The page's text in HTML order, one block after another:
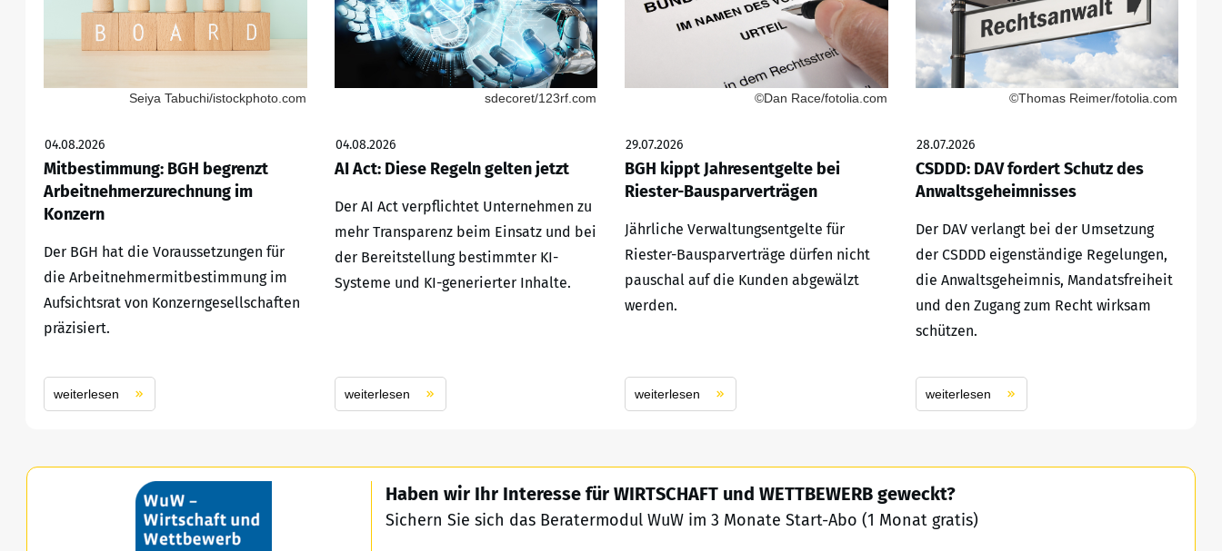
Seiya Tabuchi/istockphoto.com
04.08.2026
Mitbestimmung: BGH begrenzt
Arbeitnehmerzurechnung im
Konzern
Der BGH hat die Voraussetzungen für
die Arbeitnehmermitbestimmung im
Aufsichtsrat von Konzerngesellschaften
präzisiert.
weiterlesen
sdecoret/123rf.com
04.08.2026
AI Act: Diese Regeln gelten jetzt
Der AI Act verpflichtet Unternehmen zu
mehr Transparenz beim Einsatz und bei
der Bereitstellung bestimmter KI-
Systeme und KI-generierter Inhalte.
weiterlesen
©Dan Race/fotolia.com
29.07.2026
BGH kippt Jahresentgelte bei
Riester-Bausparverträgen
Jährliche Verwaltungsentgelte für
Riester-Bausparverträge dürfen nicht
pauschal auf die Kunden abgewälzt
werden.
weiterlesen
©Thomas Reimer/fotolia.com
28.07.2026
CSDDD: DAV fordert Schutz des
Anwaltsgeheimnisses
Der DAV verlangt bei der Umsetzung
der CSDDD eigenständige Regelungen,
die Anwaltsgeheimnis, Mandatsfreiheit
und den Zugang zum Recht wirksam
schützen.
weiterlesen
Haben wir Ihr Interesse für WIRTSCHAFT und WETTBEWERB geweckt?
Sichern Sie sich das Beratermodul WuW im 3 Monate Start-Abo (1 Monat gratis)